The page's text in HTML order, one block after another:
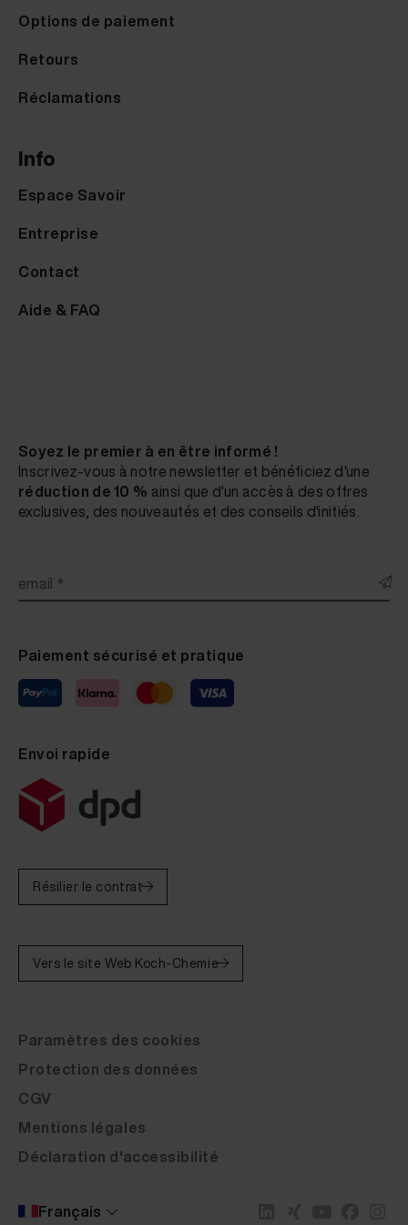
Options de paiement
Retours
Réclamations
Info
Espace Savoir
Entreprise
Contact
Aide & FAQ
Soyez le premier à en être informé !
Inscrivez-vous à notre newsletter et bénéficiez d'une
réduction de 10 % ainsi que d'un accès à des offres
exclusives, des nouveautés et des conseils d'initiés.
email *
Paiement sécurisé et pratique
Envoi rapide
Résilier le contrat
Vers le site Web Koch-Chemie
Français
Paramètres des cookies
Protection des données
CGV
Mentions légales
Déclaration d'accessibilité